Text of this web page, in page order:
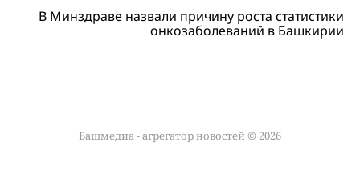
В Минздраве назвали причину роста статистики
онкозаболеваний в Башкирии
Башмедиа - агрегатор новостей © 2026